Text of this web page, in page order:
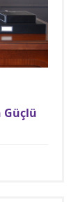
Güçlü